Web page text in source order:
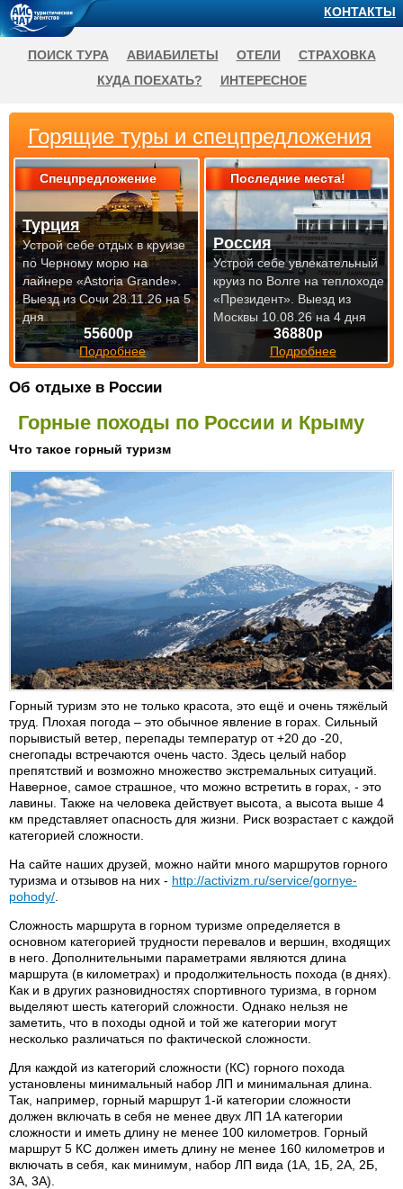
Об отдыхе в России
Горные походы по России и Крыму
Что такое горный туризм
Горный туризм это не только красота, это ещё и очень тяжёлый
труд. Плохая погода – это обычное явление в горах. Сильный
порывистый ветер, перепады температур от +20 до -20,
снегопады встречаются очень часто. Здесь целый набор
препятствий и возможно множество экстремальных ситуаций.
Наверное, самое страшное, что можно встретить в горах, - это
лавины. Также на человека действует высота, а высота выше 4
км представляет опасность для жизни. Риск возрастает с каждой
категорией сложности.
На сайте наших друзей, можно найти много маршрутов горного
туризма и отзывов на них - http://activizm.ru/service/gornye-
pohody/
Сложность маршрута в горном туризме определяется в
основном категорией трудности перевалов и вершин, входящих
в него. Дополнительными параметрами являются длина
маршрута (в километрах) и продолжительность похода (в днях).
Как и в других разновидностях спортивного туризма, в горном
выделяют шесть категорий сложности. Однако нельзя не
заметить, что в походы одной и той же категории могут
несколько различаться по фактической сложности.
Для каждой из категорий сложности (КС) горного похода
установлены минимальный набор ЛП и минимальная длина.
Так, например, горный маршрут 1-й категории сложности
должен включать в себя не менее двух ЛП 1А категории
сложности и иметь длину не менее 100 километров. Горный
маршрут 5 КС должен иметь длину не менее 160 километров и
включать в себя, как минимум, набор ЛП вида (1А, 1Б, 2А, 2Б,
3А, 3А).
Горящие туры и спецпредложения
Спецпредложение
55600р
Подробнее
Турция
Устрой себе отдых в круизе
по Черному морю на
лайнере «Astoria Grande».
Выезд из Сочи 28.11.26 на 5
дня
Последние места!
36880р
Подробнее
Россия
Устрой себе увлекательный
круиз по Волге на теплоходе
«Президент». Выезд из
Москвы 10.08.26 на 4 дня
КОНТАКТЫ
ПОИСК ТУРА АВИАБИЛЕТЫ ОТЕЛИ
СТРАХОВКА
КУДА ПОЕХАТЬ?
ИНТЕРЕСНОЕ